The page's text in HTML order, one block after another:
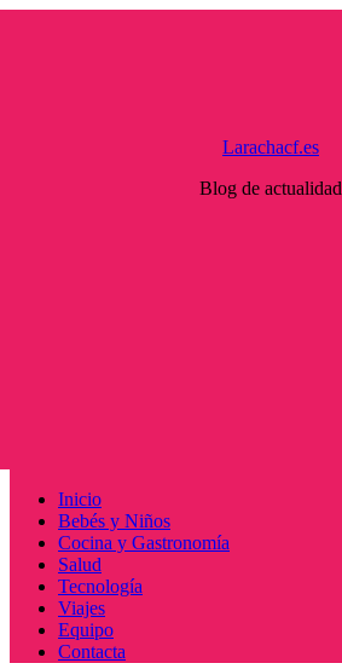
Larachacf.es
Blog de actualidad
Menú
principal
Inicio
Bebés y Niños
Cocina y Gastronomía
Salud
Tecnología
Viajes
Equipo
Contacta